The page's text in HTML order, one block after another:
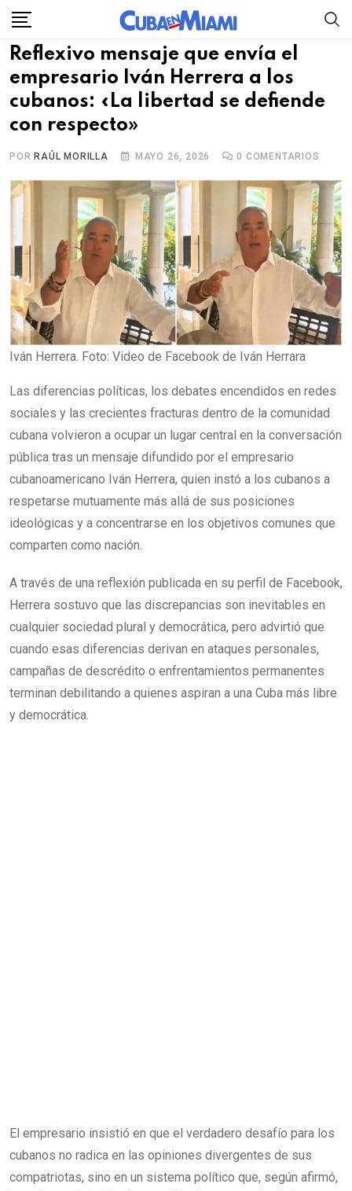
Skip
content
Reflexivo mensaje que envía el
empresario Iván Herrera a los
cubanos: «La libertad se defiende
con respecto»
POR RAÚL MORILLA MAYO 26, 2026 0 COMENTARIOS
Iván Herrera. Foto: Video de Facebook de Iván Herrara
Las diferencias políticas, los debates encendidos en redes
sociales y las crecientes fracturas dentro de la comunidad
cubana volvieron a ocupar un lugar central en la conversación
pública tras un mensaje difundido por el empresario
cubanoamericano Iván Herrera, quien instó a los cubanos a
respetarse mutuamente más allá de sus posiciones
ideológicas y a concentrarse en los objetivos comunes que
comparten como nación.
A través de una reflexión publicada en su perfil de Facebook,
Herrera sostuvo que las discrepancias son inevitables en
cualquier sociedad plural y democrática, pero advirtió que
cuando esas diferencias derivan en ataques personales,
campañas de descrédito o enfrentamientos permanentes
terminan debilitando a quienes aspiran a una Cuba más libre
y democrática.
El empresario insistió en que el verdadero desafío para los
cubanos no radica en las opiniones divergentes de sus
compatriotas, sino en un sistema político que, según afirmó,